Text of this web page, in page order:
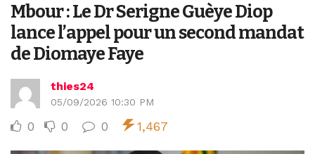
Mbour : Le Dr Serigne Guèye Diop
lance l’appel pour un second mandat
de Diomaye Faye
thies24
05/09/2026 10:30 PM
0 0 0 1,467